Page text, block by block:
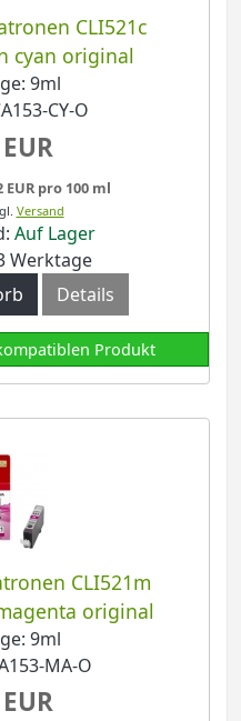
CLI521c
cyan original
9ml
CY-O
pro 100 ml
Versand
Auf Lager
Werktage
Details
Produkt
CLI521m
original
9ml
MA-O